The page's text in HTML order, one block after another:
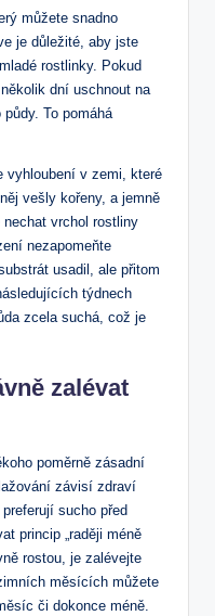
můžete snadno
je důležité, aby jste
rostlinky. Pokud
dní uschnout na
To pomáhá
vyhloubení v zemi, které
vešly kořeny, a jemně
vrchol rostliny
nezapomeňte
usadil, ale přitom
týdnech
zcela suchá, což je
zalévat
poměrně zásadní
závisí zdraví
sucho před
princip „raději méně
rostou, je zalévejte
měsících můžete
či dokonce méně.